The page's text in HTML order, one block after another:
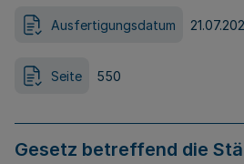
Ausfertigungsdatum
Seite 550
Gesetz betreffend die